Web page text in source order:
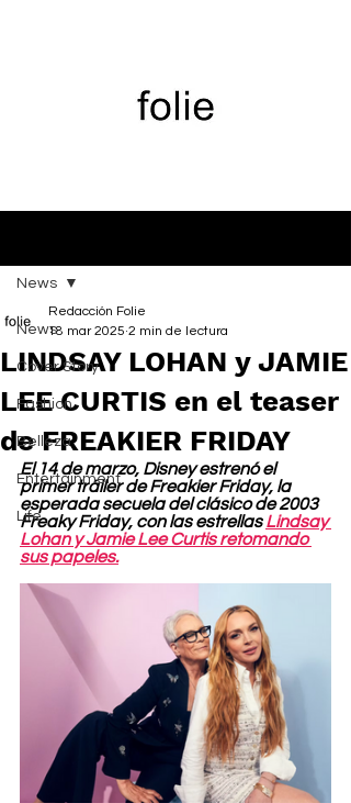
News
Cover Story
Fashion
Belleza
Entertainment
Life
News
LINDSAY LOHAN y JAMIE
LEE CURTIS en el teaser
de FREAKIER FRIDAY
Redacción Folie
18 mar 2025 2 min de lectura
El 14 de marzo, Disney estrenó el
primer tráiler de Freakier Friday, la
esperada secuela del clásico de 2003
Freaky Friday, con las estrellas Lindsay
Lohan y Jamie Lee Curtis retomando
sus papeles.